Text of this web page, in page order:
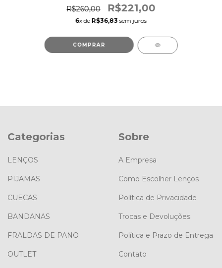
R$260,00 R$221,00
6x de R$36,83 sem juros
COMPRAR
Categorias
LENÇOS
PIJAMAS
CUECAS
BANDANAS
FRALDAS DE PANO
OUTLET
Sobre
A Empresa
Como Escolher Lenços
Política de Privacidade
Trocas e Devoluções
Política e Prazo de Entrega
Contato